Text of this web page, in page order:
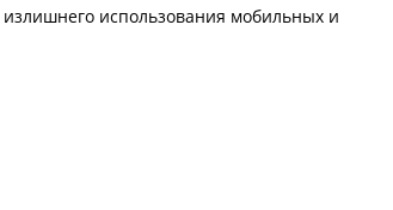
использования мобильных и